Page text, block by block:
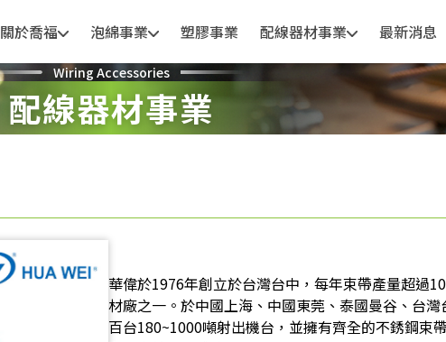
關於喬福 泡綿事業 塑膠事業 配線器材事業 最新消息
Wiring Accessories
配線器材事業
華偉於1976年創立於台灣台中，每年束帶產量超過
材廠之一。於中國上海、中國東莞、泰國曼谷、台
百台180~1000噸射出機台，並擁有齊全的不銹鋼束